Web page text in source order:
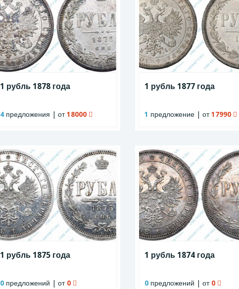
1 рубль 1878 года
4предложения | от18000
1 рубль 1877 года
1 предложение | от17990
1 рубль 1875 года
0предложений | от 0
1 рубль 1874 года
0предложений | от 0